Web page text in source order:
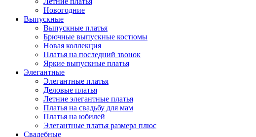
Новогодние
Выпускные
Выпускные платья
Брючные выпускные костюмы
Новая коллекция
Платья на последний звонок
Яркие выпускные платья
Элегантные
Элегантные платья
Деловые платья
Летние элегантные платья
Платья на свадьбу для мам
Платья на юбилей
Элегантные платья размера плюс
Свадебные